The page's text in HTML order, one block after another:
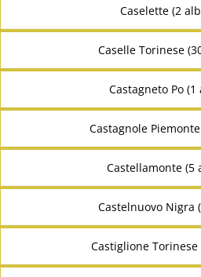
Caselette (2
Caselle Torinese
Castagneto Po
Castagnole
Castellamonte (5
Castelnuovo Nigra
Castiglione